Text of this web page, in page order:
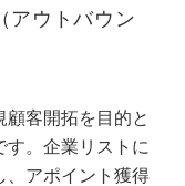
リット
た市場の新規開拓
アウトバウン
客開拓を目的と
す。企業リストに
、アポイント獲得